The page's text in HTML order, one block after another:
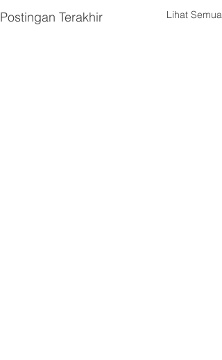
Postingan Terakhir Lihat Semua